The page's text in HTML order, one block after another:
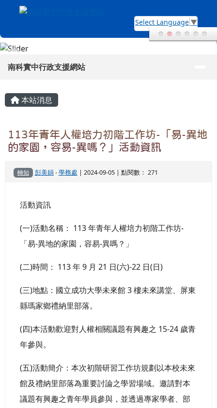
跳至主內容區
南科實中行政支援網站
Select Language ▼
導覽列
南科實中行政支援網站
主內容區域
本站消息
113年青年人權培力初階工作坊-「易-異地
的家園，容易-異嗎？」活動資訊
轉知 彭美娟 -學務處 | 2024-09-05 | 點閱數： 271
活動資訊
(一)活動名稱： 113 年青年人權培力初階工作坊-
「易-異地的家園，容易-異嗎？」
(二)時間： 113 年 9 月 21 日(六)-22 日(日)
(三)地點：國立成功大學未來館 3 樓未來講堂、屏東
縣瑪家鄉禮納里部落。
(四)本活動歡迎對人權相關議題有興趣之 15-24 歲青
年參與。
(五)活動簡介：本次初階研習工作坊規劃以本校未來
館及禮納里部落為重要討論之學習場域。邀請對本
議題有興趣之青年學員參與，並透過專家學者、部